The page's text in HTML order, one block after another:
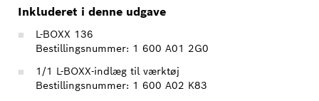
Inkluderet i denne udgave
L-BOXX 136
Bestillingsnummer: 1 600 A01 2G0
1/1 L-BOXX-indlæg til værktøj
Bestillingsnummer: 1 600 A02 K83